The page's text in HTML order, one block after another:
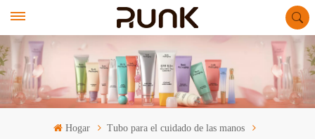
Hogar
Tubo para el cuidado de las manos